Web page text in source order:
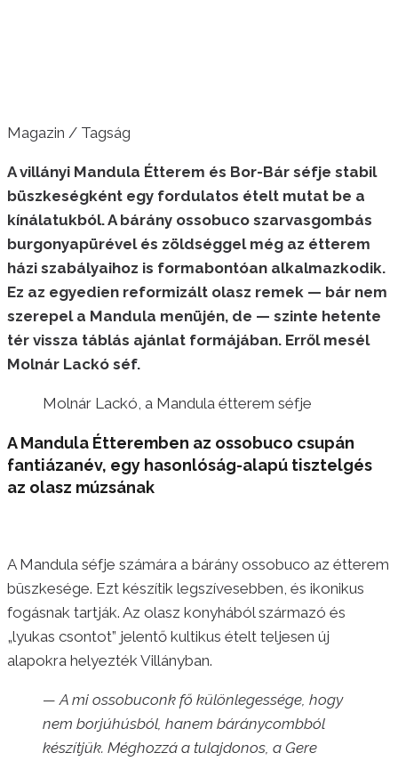
Magazin / Tagság
A villányi Mandula Étterem és Bor-Bár séfje stabil
büszkeségként egy fordulatos ételt mutat be a
kínálatukból. A bárány ossobuco szarvasgombás
burgonyapürével és zöldséggel még az étterem
házi szabályaihoz is formabontóan alkalmazkodik.
Ez az egyedien reformizált olasz remek — bár nem
szerepel a Mandula menüjén, de — szinte hetente
tér vissza táblás ajánlat formájában. Erről mesél
Molnár Lackó séf.
Molnár Lackó, a Mandula étterem séfje
A Mandula Étteremben az ossobuco csupán
fantiázanév, egy hasonlóság-alapú tisztelgés
az olasz múzsának
A Mandula séfje számára a bárány ossobuco az étterem
büszkesége. Ezt készítik legszívesebben, és ikonikus
fogásnak tartják. Az olasz konyhából származó és
„lyukas csontot” jelentő kultikus ételt teljesen új
alapokra helyezték Villányban.
— A mi ossobuconk fő különlegessége, hogy
nem borjúhúsból, hanem báránycombból
készítjük. Méghozzá a tulajdonos, a Gere